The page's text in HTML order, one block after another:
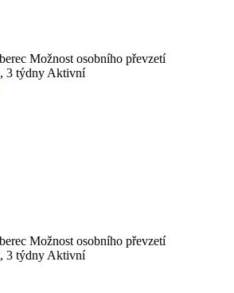
Možnost osobního převzetí
3 týdny Aktivní
Možnost osobního převzetí
3 týdny Aktivní